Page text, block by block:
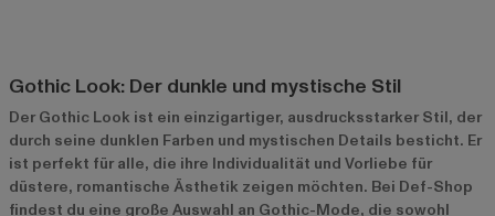
Gothic Look: Der dunkle und mystische Stil
Der Gothic Look ist ein einzigartiger, ausdrucksstarker Stil, der
durch seine dunklen Farben und mystischen Details besticht. Er
ist perfekt für alle, die ihre Individualität und Vorliebe für
düstere, romantische Ästhetik zeigen möchten. Bei Def-Shop
findest du eine große Auswahl an Gothic-Mode, die sowohl